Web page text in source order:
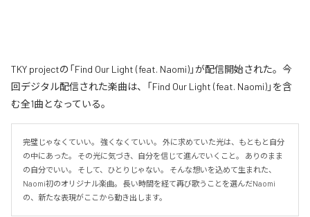
TKY projectの「Find Our Light (feat. Naomi)」が配信開始された。今
回デジタル配信された楽曲は、「Find Our Light (feat. Naomi)」を含
む全1曲となっている。
完璧じゃなくていい。 強くなくていい。 外に求めていた光は、もともと自分
の中にあった。 その光に気づき、自分を信じて進んでいくこと。 ありのまま
の自分でいい。 そして、ひとりじゃない。 そんな想いを込めて生まれた、
Naomi初のオリジナル楽曲。 長い時間を経て再び歌うことを選んだNaomi
の、新たな表現がここから動き出します。